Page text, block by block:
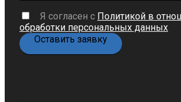
Я согласен с Политикой в
обработки персональных данных